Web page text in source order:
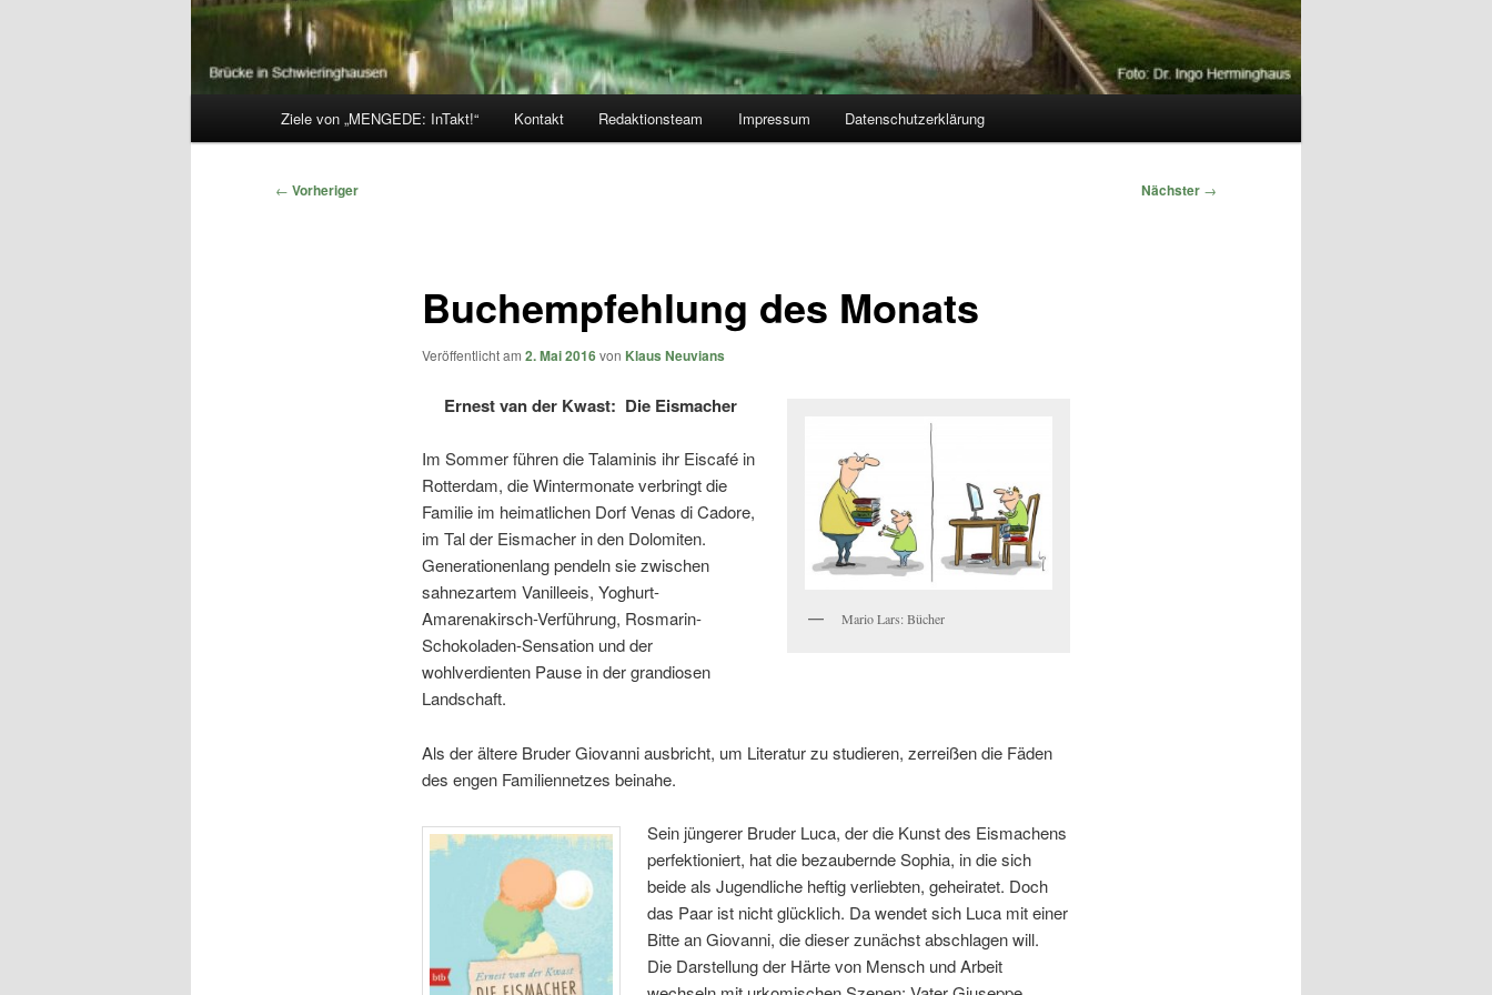
Ziele von „MENGEDE: InTakt!“ Kontakt Redaktionsteam Impressum Datenschutzerklärung
Beitragsnavigation
← Vorheriger Nächster →
Buchempfehlung des Monats
Veröffentlicht am 2. Mai 2016von Klaus Neuvians
Mario Lars: Bücher
Ernest van der Kwast: Die Eismacher
Im Sommer führen die Talaminis ihr Eiscafé in
Rotterdam, die Wintermonate verbringt die
Familie im heimatlichen Dorf Venas di Cadore,
im Tal der Eismacher in den Dolomiten.
Generationenlang pendeln sie zwischen
sahnezartem Vanilleeis, Yoghurt-
Amarenakirsch-Verführung, Rosmarin-
Schokoladen-Sensation und der
wohlverdienten Pause in der grandiosen
Landschaft.
Als der ältere Bruder Giovanni ausbricht, um Literatur zu studieren, zerreißen die Fäden
des engen Familiennetzes beinahe.
Sein jüngerer Bruder Luca, der die Kunst des Eismachens
perfektioniert, hat die bezaubernde Sophia, in die sich
beide als Jugendliche heftig verliebten, geheiratet. Doch
das Paar ist nicht glücklich. Da wendet sich Luca mit einer
Bitte an Giovanni, die dieser zunächst abschlagen will.
Die Darstellung der Härte von Mensch und Arbeit